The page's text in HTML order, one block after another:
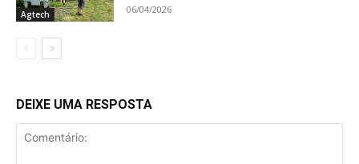
Agtech 06/04/2026
DEIXE UMA RESPOSTA